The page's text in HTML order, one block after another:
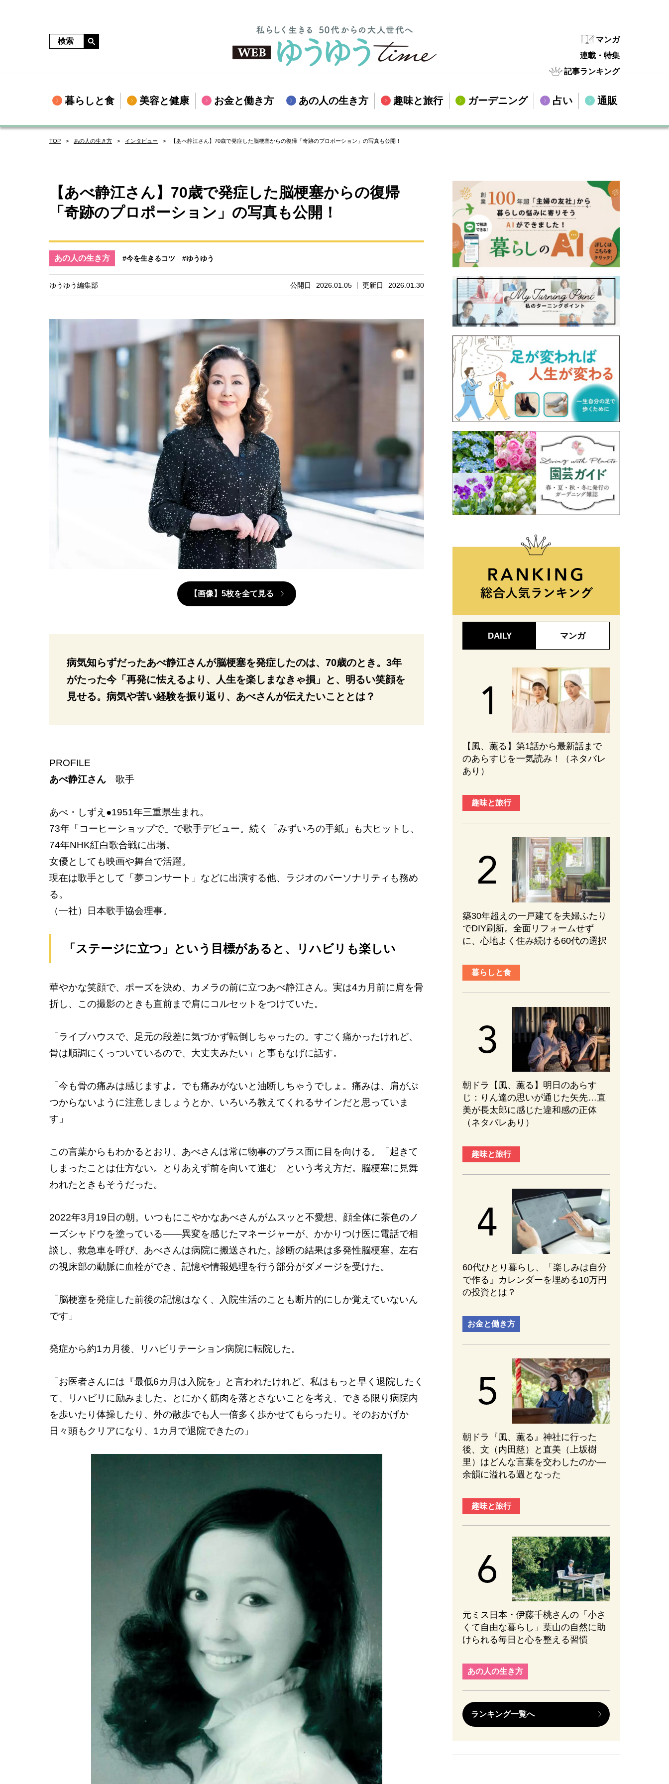
マンガ
連載・特集
記事ランキング
暮らしと食 美容と健康 お金と働き方 あの人の生き方 趣味と旅行 ガーデニング 占い 通販
TOP あの人の生き方 インタビュー 【あべ静江さん】70歳で発症した脳梗塞からの復帰「奇跡のプロポーション」の写真も公開！
【あべ静江さん】70歳で発症した脳梗塞からの復帰
「奇跡のプロポーション」の写真も公開！
あの人の生き方 #今を生きるコツ #ゆうゆう
公開日 2026.01.05 更新日 2026.01.30
ゆうゆう編集部
【画像】5枚を全て見る
病気知らずだったあべ静江さんが脳梗塞を発症したのは、70歳のとき。3年
がたった今「再発に怯えるより、人生を楽しまなきゃ損」と、明るい笑顔を
見せる。病気や苦い経験を振り返り、あべさんが伝えたいこととは？
PROFILE
あべ静江さん 歌手
あべ・しずえ●1951年三重県生まれ。
73年「コーヒーショップで」で歌手デビュー。続く「みずいろの手紙」も大ヒットし、
74年NHK紅白歌合戦に出場。
女優としても映画や舞台で活躍。
現在は歌手として「夢コンサート」などに出演する他、ラジオのパーソナリティも務め
る。
（一社）日本歌手協会理事。
「ステージに立つ」という目標があると、リハビリも楽しい
華やかな笑顔で、ポーズを決め、カメラの前に立つあべ静江さん。実は4カ月前に肩を骨
折し、この撮影のときも直前まで肩にコルセットをつけていた。
「ライブハウスで、足元の段差に気づかず転倒しちゃったの。すごく痛かったけれど、
骨は順調にくっついているので、大丈夫みたい」と事もなげに話す。
「今も骨の痛みは感じますよ。でも痛みがないと油断しちゃうでしょ。痛みは、肩がぶ
つからないように注意しましょうとか、いろいろ教えてくれるサインだと思っていま
す」
この言葉からもわかるとおり、あべさんは常に物事のプラス面に目を向ける。「起きて
しまったことは仕方ない。とりあえず前を向いて進む」という考え方だ。脳梗塞に見舞
われたときもそうだった。
2022年3月19日の朝。いつもにこやかなあべさんがムスッと不愛想、顔全体に茶色のノ
ーズシャドウを塗っている――異変を感じたマネージャーが、かかりつけ医に電話で相
談し、救急車を呼び、あべさんは病院に搬送された。診断の結果は多発性脳梗塞。左右
の視床部の動脈に血栓ができ、記憶や情報処理を行う部分がダメージを受けた。
「脳梗塞を発症した前後の記憶はなく、入院生活のことも断片的にしか覚えていないん
です」
発症から約1カ月後、リハビリテーション病院に転院した。
「お医者さんには『最低6カ月は入院を」と言われたけれど、私はもっと早く退院したく
て、リハビリに励みました。とにかく筋肉を落とさないことを考え、できる限り病院内
を歩いたり体操したり、外の散歩でも人一倍多く歩かせてもらったり。そのおかげか
日々頭もクリアになり、1カ月で退院できたの」
DAILY マンガ
【風、薫る】第1話から最新話まで
のあらすじを一気読み！（ネタバレ
あり）
趣味と旅行
築30年超えの一戸建てを夫婦ふたり
でDIY刷新。全面リフォームせず
に、心地よく住み続ける60代の選択
暮らしと食
朝ドラ【風、薫る】明日のあらす
じ：​りん達の思いが通じた矢先…直
美が長太郎に感じた違和感の正体
（ネタバレあり）
趣味と旅行
60代ひとり暮らし、「楽しみは自分
で作る」カレンダーを埋める10万円
の投資とは？
お金と働き方
朝ドラ『風、薫る』神社に行った
後、文（内田慈）と直美（上坂樹
里）はどんな言葉を交わしたのか—
余韻に溢れる週となった
趣味と旅行
元ミス日本・伊藤千桃さんの「小さ
くて自由な暮らし」葉山の自然に助
けられる毎日と心を整える習慣
あの人の生き方
ランキング一覧へ